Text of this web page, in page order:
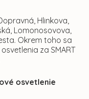
Hlinkova,
Lomonosovova,
Okrem toho sa
za SMART
osvetlenie